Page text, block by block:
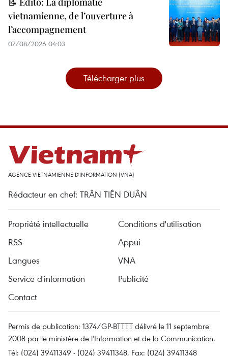
vietnamienne, de l’ouverture à
l’accompagnement
07/08/2026 04:03
Télécharger plus
AGENCE VIETNAMIENNE D'INFORMATION (VNA)
Rédacteur en chef: TRÂN TIÊN DUÂN
Propriété intellectuelle
Conditions d'utilisation
RSS
Appui
Langues
VNA
Service d'information
Publicité
Contact
Permis de publication: 1374/GP-BTTTT délivré le 11 septembre
2008 par le ministère de l'Information et de la Communication.
Tél: (024) 39411349 - (024) 39411348, Fax: (024) 39411348